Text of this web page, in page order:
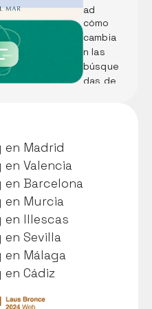
ad
visual
de
Pescad
ería A.
Martín
son y
cómo
cambia
n las
búsque
das de
en Madrid
Madrid
Valencia
Valencia
en Barcelona
Barcelona
en Murcia
Murcia
en Illescas
Illescas
Sevilla
Sevilla
Málaga
Málaga
Cádiz
Cádiz